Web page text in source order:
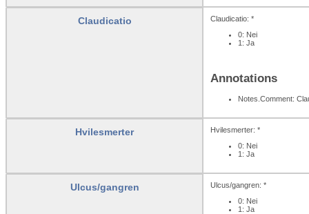
Claudicatio
Claudicatio: *
0: Nei
1: Ja
Annotations
Notes.Comment:
Hvilesmerter
Hvilesmerter: *
0: Nei
1: Ja
Ulcus/gangren
Ulcus/gangren: *
0: Nei
1: Ja